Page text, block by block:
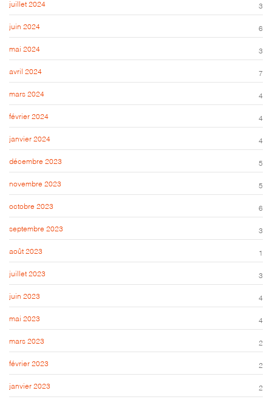
juillet 2024 3
juin 2024 6
mai 2024 3
avril 2024 7
mars 2024 4
février 2024 4
janvier 2024 4
décembre 2023 5
novembre 2023 5
octobre 2023 6
septembre 2023 3
août 2023 1
juillet 2023 3
juin 2023 4
mai 2023 4
mars 2023 2
février 2023 2
janvier 2023 2